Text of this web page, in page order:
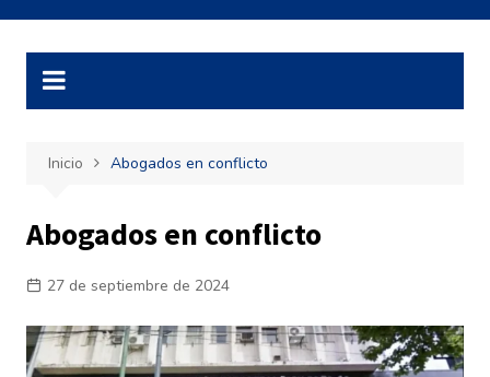
Inicio Abogados en conflicto
Abogados en conflicto
27 de septiembre de 2024